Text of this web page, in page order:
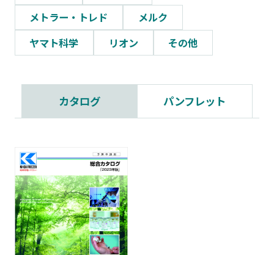
メトラー・トレド
メルク
ヤマト科学
リオン その他
カタログ パンフレット